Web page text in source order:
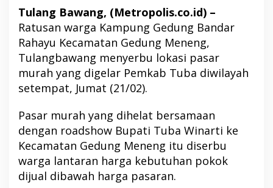
Tulang Bawang, (Metropolis.co.id) –
Ratusan warga Kampung Gedung Bandar
Rahayu Kecamatan Gedung Meneng,
Tulangbawang menyerbu lokasi pasar
murah yang digelar Pemkab Tuba diwilayah
setempat, Jumat (21/02).
Pasar murah yang dihelat bersamaan
dengan roadshow Bupati Tuba Winarti ke
Kecamatan Gedung Meneng itu diserbu
warga lantaran harga kebutuhan pokok
dijual dibawah harga pasaran.